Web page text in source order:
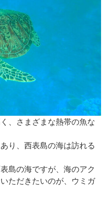
、さまざまな熱帯の魚な
り、西表島の海は訪れる
島の海ですが、海のアク
ただきたいのが、ウミガ